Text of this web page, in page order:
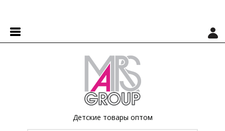
Детские товары оптом